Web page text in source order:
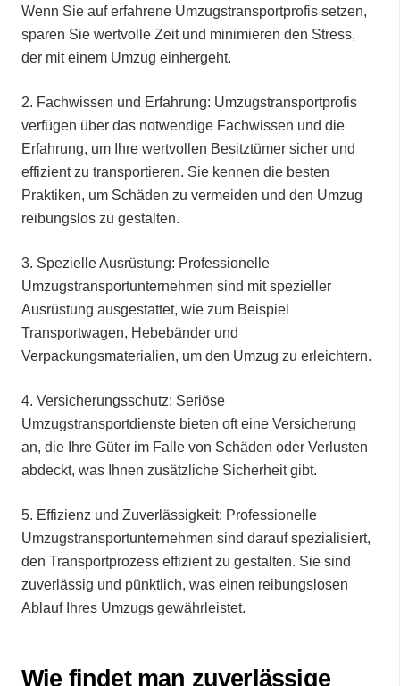
Wenn Sie auf erfahrene Umzugstransportprofis setzen,
sparen Sie wertvolle Zeit und minimieren den Stress,
der mit einem Umzug einhergeht.
2.⁠ ⁠Fachwissen und Erfahrung: Umzugstransportprofis
verfügen über das notwendige Fachwissen und die
Erfahrung, um Ihre wertvollen Besitztümer sicher und
effizient zu transportieren. Sie kennen die besten
Praktiken, um Schäden zu vermeiden und den Umzug
reibungslos zu gestalten.
3.⁠ ⁠Spezielle Ausrüstung: Professionelle
Umzugstransportunternehmen sind mit spezieller
Ausrüstung ausgestattet, wie zum Beispiel
Transportwagen, Hebebänder und
Verpackungsmaterialien, um den Umzug zu erleichtern.
4.⁠ ⁠Versicherungsschutz: Seriöse
Umzugstransportdienste bieten oft eine Versicherung
an, die Ihre Güter im Falle von Schäden oder Verlusten
abdeckt, was Ihnen zusätzliche Sicherheit gibt.
5.⁠ ⁠Effizienz und Zuverlässigkeit: Professionelle
Umzugstransportunternehmen sind darauf spezialisiert,
den Transportprozess effizient zu gestalten. Sie sind
zuverlässig und pünktlich, was einen reibungslosen
Ablauf Ihres Umzugs gewährleistet.
Wie findet man zuverlässige